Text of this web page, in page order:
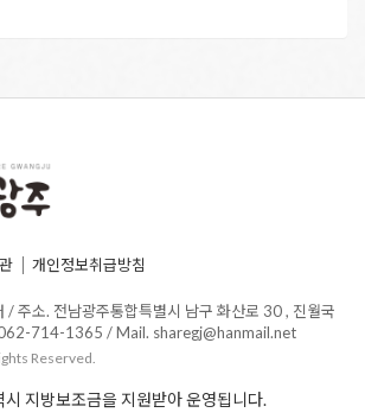
개인정보취급방침
/ 주소. 전남광주통합특별시 남구 화산로 30 , 진월국
714-1365 / Mail. sharegj@hanmail.net
Reserved.
지방보조금을 지원받아 운영됩니다.